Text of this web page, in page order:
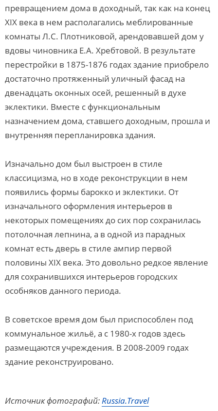
превращением дома в доходный, так как на конец
XIX века в нем располагались меблированные
комнаты Л.С. Плотниковой, арендовавшей дом у
вдовы чиновника Е.А. Хребтовой. В результате
перестройки в 1875-1876 годах здание приобрело
достаточно протяженный уличный фасад на
двенадцать оконных осей, решенный в духе
эклектики. Вместе с функциональным
назначением дома, ставшего доходным, прошла и
внутренняя перепланировка здания.
Изначально дом был выстроен в стиле
классицизма, но в ходе реконструкции в нем
появились формы барокко и эклектики. От
изначального оформления интерьеров в
некоторых помещениях до сих пор сохранилась
потолочная лепнина, а в одной из парадных
комнат есть дверь в стиле ампир первой
половины XIX века. Это довольно редкое явление
для сохранившихся интерьеров городских
особняков данного периода.
В советское время дом был приспособлен под
коммунальное жильё, а с 1980-х годов здесь
размещаются учреждения. В 2008-2009 годах
здание реконструировано.
Источник фотографий:Russia.Travel